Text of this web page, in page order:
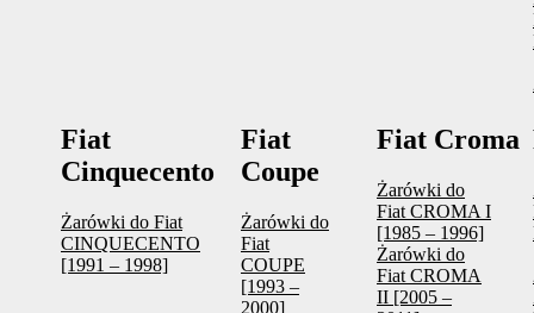
Fiat
Cinquecento
Żarówki do Fiat
CINQUECENTO
[1991 – 1998]
Fiat
Coupe
Żarówki do
Fiat
COUPE
[1993 –
2000]
Fiat Croma
Żarówki do
Fiat CROMA I
[1985 – 1996]
Żarówki do
Fiat CROMA
II [2005 –